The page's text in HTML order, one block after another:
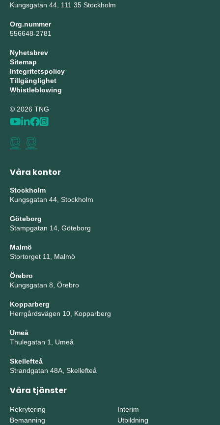
Kungsgatan 44, 111 35 Stockholm
Org.nummer
556648-2781
Nyhetsbrev
Sitemap
Integritetspolicy
Tillgänglighet
Whistleblowing
© 2026 TNG
Våra kontor
Stockholm
Kungsgatan 44, Stockholm
Göteborg
Stampgatan 14, Göteborg
Malmö
Stortorget 11, Malmö
Örebro
Kungsgatan 8, Örebro
Kopparberg
Herrgårdsvägen 10, Kopparberg
Umeå
Thulegatan 1, Umeå
Skellefteå
Strandgatan 48A, Skellefteå
Våra tjänster
Rekrytering
Bemanning
Interim
Utbildning